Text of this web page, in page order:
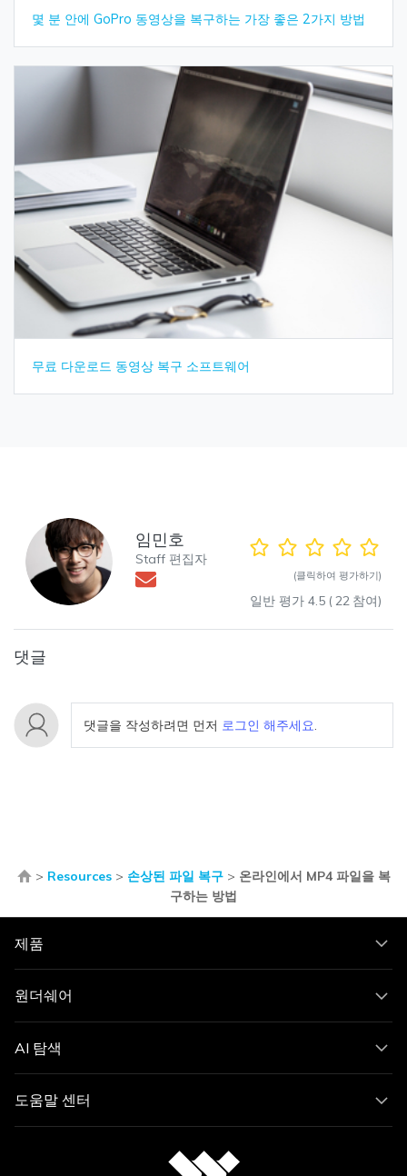
몇 분 안에 GoPro 동영상을 복구하는 가장 좋은 2가지 방법
무료 다운로드 동영상 복구 소프트웨어
임민호
Staff 편집자
(클릭하여 평가하기)
일반 평가 4.5 (22 참여)
댓글
댓글을 작성하려면 먼저 로그인 해주세요.
> Resources> 손상된 파일 복구> 온라인에서 MP4 파일을 복
구하는 방법
제품
원더쉐어
AI 탐색
도움말 센터